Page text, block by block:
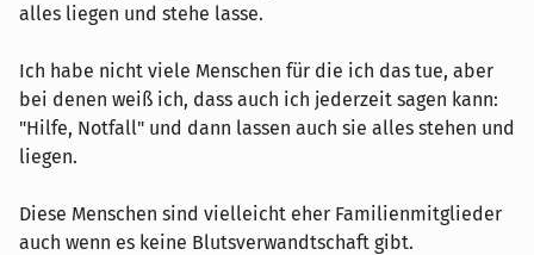
alles liegen und stehe lasse.
Ich habe nicht viele Menschen für die ich das tue, aber
bei denen weiß ich, dass auch ich jederzeit sagen kann:
"Hilfe, Notfall" und dann lassen auch sie alles stehen und
liegen.
Diese Menschen sind vielleicht eher Familienmitglieder
auch wenn es keine Blutsverwandtschaft gibt.